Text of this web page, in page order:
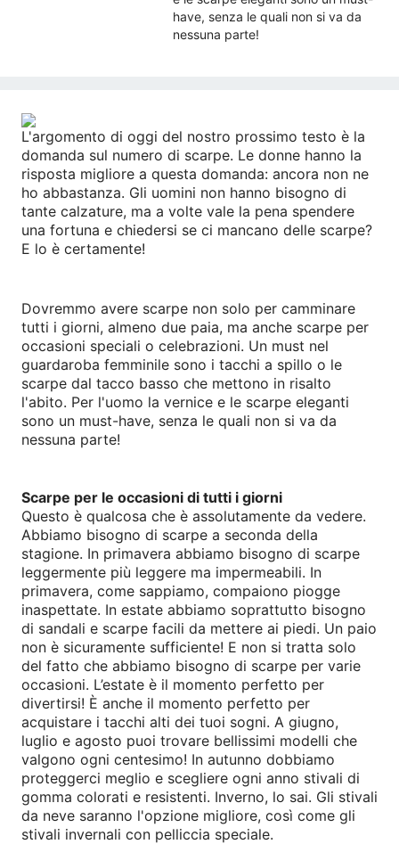
have, senza le quali non si va da
nessuna parte!
L'argomento di oggi del nostro prossimo testo è la
domanda sul numero di scarpe. Le donne hanno la
risposta migliore a questa domanda: ancora non ne
ho abbastanza. Gli uomini non hanno bisogno di
tante calzature, ma a volte vale la pena spendere
una fortuna e chiedersi se ci mancano delle scarpe?
E lo è certamente!
Dovremmo avere scarpe non solo per camminare
tutti i giorni, almeno due paia, ma anche scarpe per
occasioni speciali o celebrazioni. Un must nel
guardaroba femminile sono i tacchi a spillo o le
scarpe dal tacco basso che mettono in risalto
l'abito. Per l'uomo la vernice e le scarpe eleganti
sono un must-have, senza le quali non si va da
nessuna parte!
Scarpe per le occasioni di tutti i giorni
Questo è qualcosa che è assolutamente da vedere.
Abbiamo bisogno di scarpe a seconda della
stagione. In primavera abbiamo bisogno di scarpe
leggermente più leggere ma impermeabili. In
primavera, come sappiamo, compaiono piogge
inaspettate. In estate abbiamo soprattutto bisogno
di sandali e scarpe facili da mettere ai piedi. Un paio
non è sicuramente sufficiente! E non si tratta solo
del fatto che abbiamo bisogno di scarpe per varie
occasioni. L’estate è il momento perfetto per
divertirsi! È anche il momento perfetto per
acquistare i tacchi alti dei tuoi sogni. A giugno,
luglio e agosto puoi trovare bellissimi modelli che
valgono ogni centesimo! In autunno dobbiamo
proteggerci meglio e scegliere ogni anno stivali di
gomma colorati e resistenti. Inverno, lo sai. Gli stivali
da neve saranno l'opzione migliore, così come gli
stivali invernali con pelliccia speciale.